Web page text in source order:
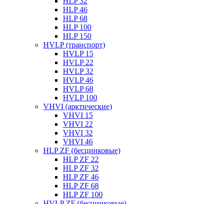
HLP 46
HLP 68
HLP 100
HLP 150
HVLP (транспорт)
HVLP 15
HVLP 22
HVLP 32
HVLP 46
HVLP 68
HVLP 100
VHVI (арктические)
VHVI 15
VHVI 22
VHVI 32
VHVI 46
HLP ZF (бесцинковые)
HLP ZF 22
HLP ZF 32
HLP ZF 46
HLP ZF 68
HLP ZF 100